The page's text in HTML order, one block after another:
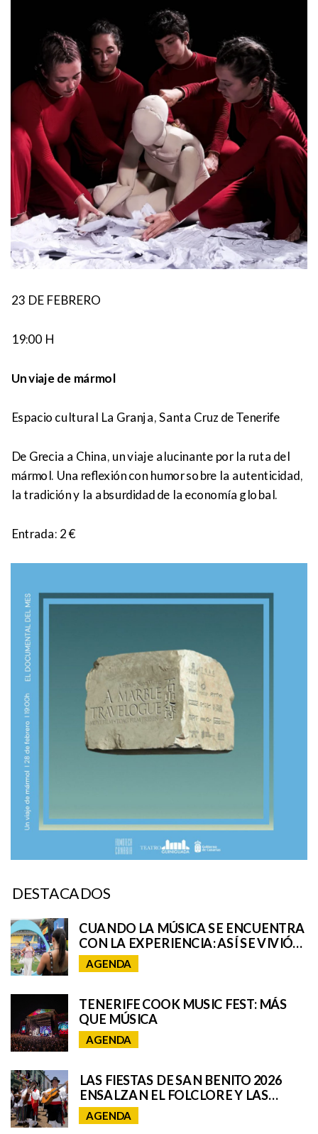
23 DE FEBRERO
19:00 H
Un viaje de mármol
Espacio cultural La Granja, Santa Cruz de Tenerife
De Grecia a China, un viaje alucinante por la ruta del
mármol. Una reflexión con humor sobre la autenticidad,
la tradición y la absurdidad de la economía global.
Entrada: 2 €
DESTACADOS
CUANDO LA MÚSICA SE ENCUENTRA
CON LA EXPERIENCIA: ASÍ SE VIVIÓ
EL UNIVERSO REMIX DE IQOS EN EL
GRANCA LIVE FEST
AGENDA
TENERIFE COOK MUSIC FEST: MÁS
QUE MÚSICA
AGENDA
LAS FIESTAS DE SAN BENITO 2026
ENSALZAN EL FOLCLORE Y LAS
TRADICIONES DE TENERIFE E
INCORPORAN A SAN CRISTÓBAL A
AGENDA